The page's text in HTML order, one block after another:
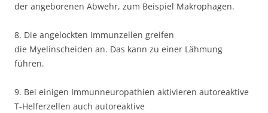
der angeborenen Abwehr, zum Beispiel Makrophagen.
8. Die angelockten Immunzellen greifen
die Myelinscheiden an. Das kann zu einer Lähmung
führen.
9. Bei einigen Immunneuropathien aktivieren autoreaktive
T-Helferzellen auch autoreaktive